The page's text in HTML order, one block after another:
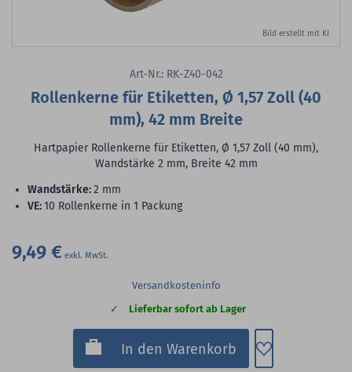
Bild erstellt mit KI
Art-Nr.: RK-Z40-042
Rollenkerne für Etiketten, Ø 1,57 Zoll (40
mm), 42 mm Breite
Hartpapier Rollenkerne für Etiketten, Ø 1,57 Zoll (40 mm),
Wandstärke 2 mm, Breite 42 mm
Wandstärke:2 mm
VE:10 Rollenkerne in 1 Packung
9,49 €
Versandkosteninfo
Lieferbar sofort ab Lager
In den Warenkorb Zum